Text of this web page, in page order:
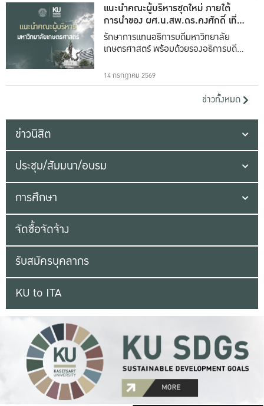
แนะนำคณะผู้บริหารชุดใหม่ ภายใต้
การนำของ ผศ.น.สพ.ดร.คงศักดิ์ เที่ยง
ธรรม
รักษาการแทนอธิการบดีมหาวิทยาลัย
เกษตรศาสตร์ พร้อมด้วยรองอธิการบดีทั้ง
14 กรกฎาคม 2569
ข่าวทั้งหมด
ข่าวนิสิต
ประชุม/สัมมนา/อบรม
การศึกษา
จัดซื้อจัดจ้าง
รับสมัครบุคลากร
KU to ITA